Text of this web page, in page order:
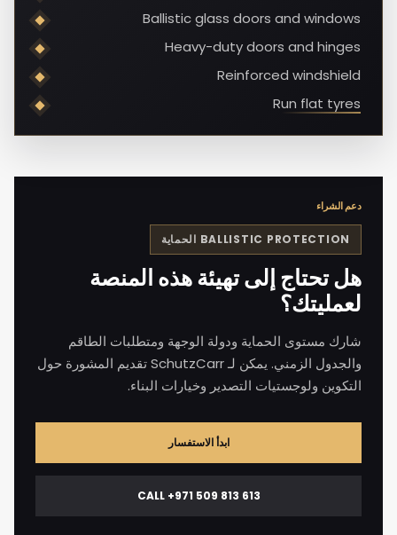
Ballistic glass doors and windows
Heavy-duty doors and hinges
Reinforced windshield
Run flat tyres
دعم الشراء
BALLISTIC PROTECTION الحماية
هل تحتاج إلى تهيئة هذه المنصة
لعمليتك؟
شارك مستوى الحماية ودولة الوجهة ومتطلبات الطاقم
والجدول الزمني. يمكن لـ SchutzCarr تقديم المشورة حول
التكوين ولوجستيات التصدير وخيارات البناء.
ابدأ الاستفسار
CALL +971 509 813 613